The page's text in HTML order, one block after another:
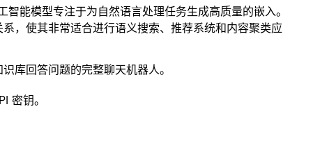
智能模型专注于为自然语言处理任务生成高质量的嵌入。
，使其非常适合进行语义搜索、推荐系统和内容聚类应
库回答问题的完整聊天机器人。
密钥。